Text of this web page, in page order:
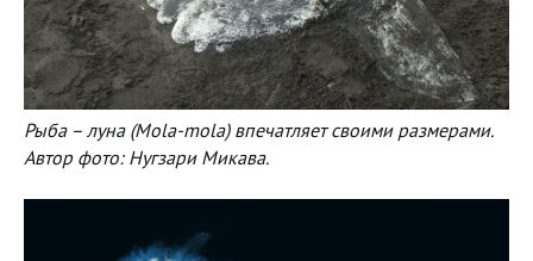
Рыба – луна (Mola-mola) впечатляет своими размерами.
Автор фото: Нугзари Микава.